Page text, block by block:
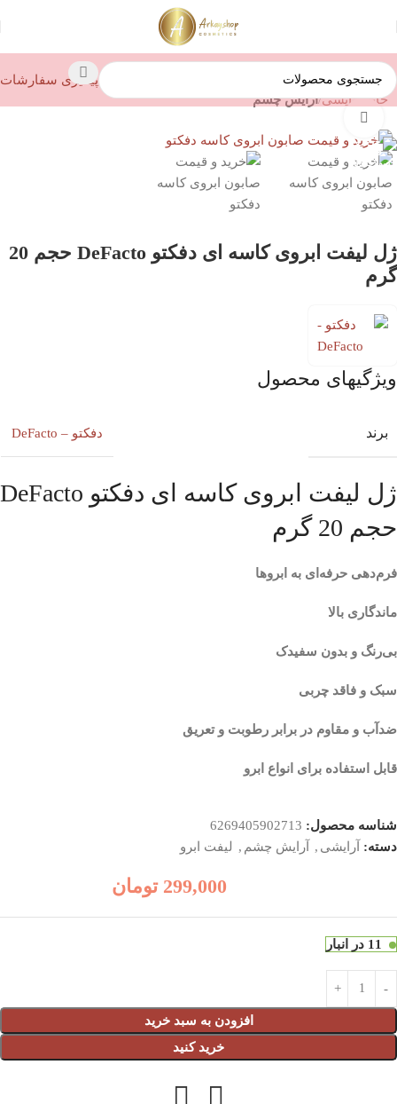
پیگیری سفارشات
خانه آرایشی آرایش چشم
ژل لیفت ابروی کاسه ای دفکتو DeFacto حجم 20
گرم
ویژگیهای محصول
برند دفکتو – DeFacto
ژل لیفت ابروی کاسه ای دفکتو DeFacto
حجم 20 گرم
فرم‌دهی حرفه‌ای به ابروها
ماندگاری بالا
بی‌رنگ و بدون سفیدک
سبک و فاقد چربی
ضد‌آب و مقاوم در برابر رطوبت و تعریق
قابل استفاده برای انواع ابرو
شناسه محصول: 6269405902713
دسته: آرایشی , آرایش چشم , لیفت ابرو
299,000 تومان
11 در انبار
افزودن به سبد خرید
خرید کنید